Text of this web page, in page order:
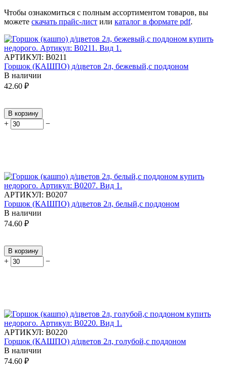
Чтобы ознакомиться с полным ассортиментом товаров, вы
можете скачать прайс-лист или каталог в формате pdf.
АРТИКУЛ: В0211
Горшок (КАШПО) д/цветов 2л, бежевый,с поддоном
В наличии
42.60 ₽
В корзину
+ −
АРТИКУЛ: В0207
Горшок (КАШПО) д/цветов 2л, белый,с поддоном
В наличии
74.60 ₽
В корзину
+ −
АРТИКУЛ: В0220
Горшок (КАШПО) д/цветов 2л, голубой,с поддоном
В наличии
74.60 ₽